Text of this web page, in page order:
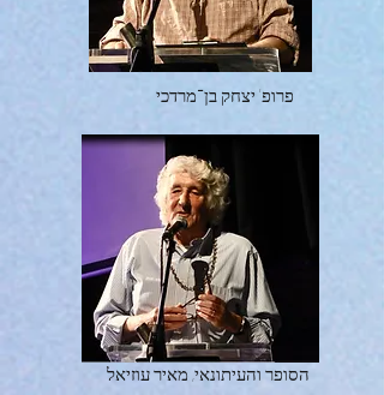
פרופ' יצחק בן־מרדכי
הסופר והעיתונאי, מאיר עוזיאל